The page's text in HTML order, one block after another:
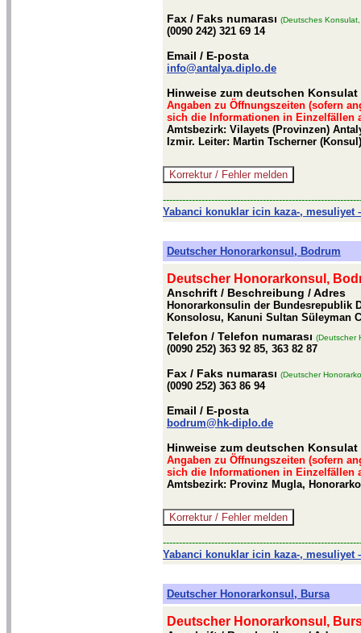
Fax / Faks numarası (Deutsches
(0090 242) 321 69 14
Email / E-posta
info@antalya.diplo.de
Hinweise zum deutschen Konsulat
Angaben zu Öffnungszeiten (sofern
sich die Informationen in Einzelfällen
Amtsbezirk: Vilayets (Provinzen)
Izmir. Leiter: Martin Tscherner (Konsul)
Yabanci konuklar icin kaza-, mesuliyet
Deutscher Honorarkonsul, Bodrum
Deutscher Honorarkonsul,
Anschrift / Beschreibung / Adres
Honorarkonsulin der Bundesrepublik
Konsolosu, Kanuni Sultan Süleyman
Telefon / Telefon numarası (Deutscher
(0090 252) 363 92 85, 363 82 87
Fax / Faks numarası (Deutscher
(0090 252) 363 86 94
Email / E-posta
bodrum@hk-diplo.de
Hinweise zum deutschen
Angaben zu Öffnungszeiten (sofern
sich die Informationen in Einzelfällen
Amtsbezirk: Provinz Mugla,
Yabanci konuklar icin kaza-, mesuliyet
Deutscher Honorarkonsul, Bursa
Deutscher Honorarkonsul,